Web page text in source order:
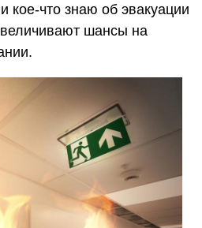
кое-что знаю об эвакуации
шансы на